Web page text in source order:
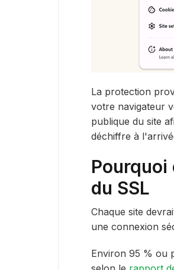
La protection
votre navigateur
publique du site
déchiffre à
Pourquoi
du SSL
Chaque site
une connexion
Environ 95 % ou